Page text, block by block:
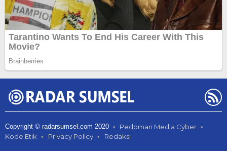
Copyright © radarsumsel.com 2020
Pedoman Media Cyber
Kode Etik
Privacy Policy Redaksi